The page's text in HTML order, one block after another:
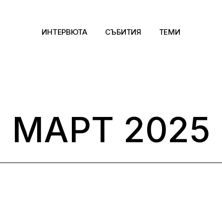
ИНТЕРВЮТА СЪБИТИЯ ТЕМИ
Kино
Музика
Сцена
МАРТ 2025